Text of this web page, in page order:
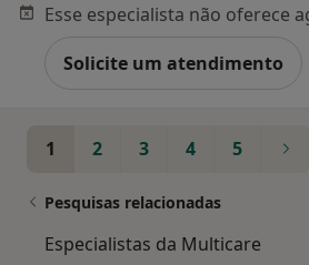
Solicite um atendimento
1 2 3 4 5
Pesquisas relacionadas
Especialistas da Multicare